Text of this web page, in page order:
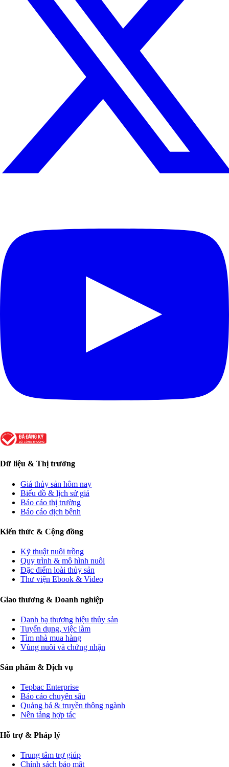
Dữ liệu & Thị trường
Giá thủy sản hôm nay
Biểu đồ & lịch sử giá
Báo cáo thị trường
Báo cáo dịch bệnh
Kiến thức & Cộng đồng
Kỹ thuật nuôi trồng
Quy trình & mô hình nuôi
Đặc điểm loài thủy sản
Thư viện Ebook & Video
Giao thương & Doanh nghiệp
Danh bạ thương hiệu thủy sản
Tuyển dụng, việc làm
Tìm nhà mua hàng
Vùng nuôi và chứng nhận
Sản phẩm & Dịch vụ
Tepbac Enterprise
Báo cáo chuyên sâu
Quảng bá & truyền thông ngành
Nền tảng hợp tác
Hỗ trợ & Pháp lý
Trung tâm trợ giúp
Chính sách bảo mật